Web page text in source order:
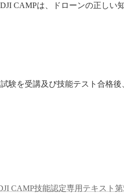
CAMPは、ドローンの正しい
験を受講及び技能テスト合格
CAMP技能認定専用テキスト